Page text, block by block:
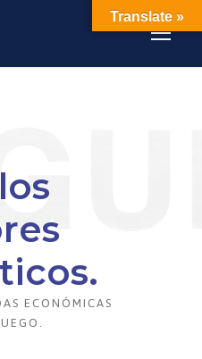
ECONÓMICAS
Translate »